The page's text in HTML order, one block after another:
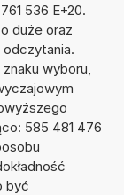
536 E+20.
duże oraz
odczytania.
wyboru,
585 481 476
być